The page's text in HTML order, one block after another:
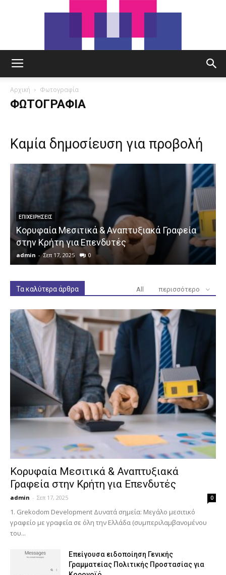
Αρχική Φωτογραφία
ΦΩΤΟΓΡΑΦΊΑ
Καμία δημοσίευση για προβολή
ΕΠΙΧΕΙΡΉΣΕΙΣ
Κορυφαία Μεσιτικά & Αναπτυξιακά Γραφεία
στην Κρήτη για Επενδυτές
admin - Σεπ 17, 2025 0
Τα καλύτερα άρθρα All περισσότερο
Κορυφαία Μεσιτικά & Αναπτυξιακά
Γραφεία στην Κρήτη για Επενδυτές
admin - Σεπ 17, 2025 0
1. Grekodom Development Δυνατά σημεία: Μεγάλο μεσιτικό
γραφείο με γραφεία σε όλη την Ελλάδα (συμπεριλαμβανομένου
του...
Επείγουσα ειδοποίηση Γενικής
Γραμματείας Πολιτικής Προστασίας για